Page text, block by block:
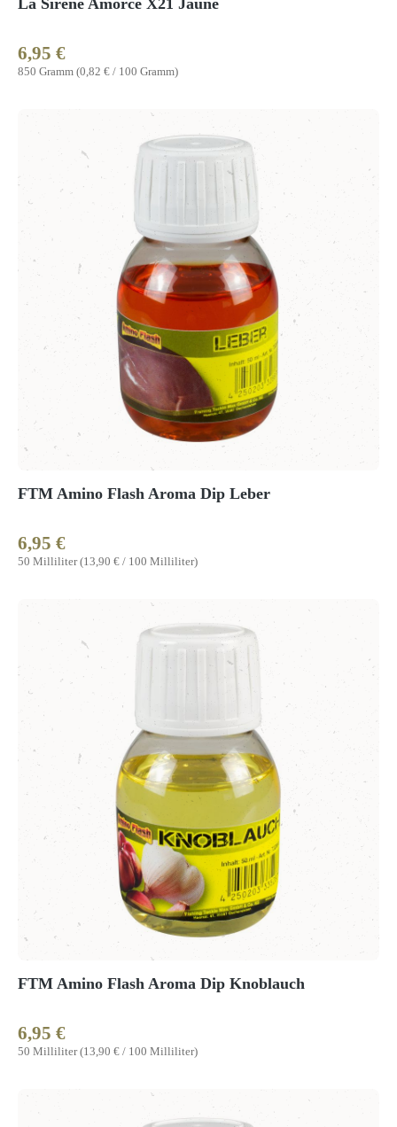
La Sirene Amorce X21 Jaune
850 Gramm (0,82 € / 100 Gramm)
Regulärer Preis:
6,95 €
FTM Amino Flash Aroma Dip Leber
50 Milliliter(13,90 € / 100 Milliliter)
Regulärer Preis:
6,95 €
FTM Amino Flash Aroma Dip Knoblauch
50 Milliliter(13,90 € / 100 Milliliter)
Regulärer Preis:
6,95 €